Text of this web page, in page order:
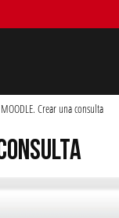
MOODLE. Crear una consulta